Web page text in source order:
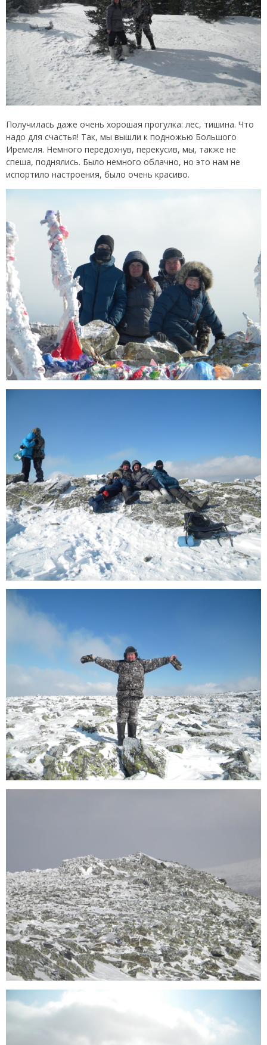
Получилась даже очень хорошая прогулка: лес, тишина. Что
надо для счастья! Так, мы вышли к подножью Большого
Иремеля. Немного передохнув, перекусив, мы, также не
спеша, поднялись. Было немного облачно, но это нам не
испортило настроения, было очень красиво.